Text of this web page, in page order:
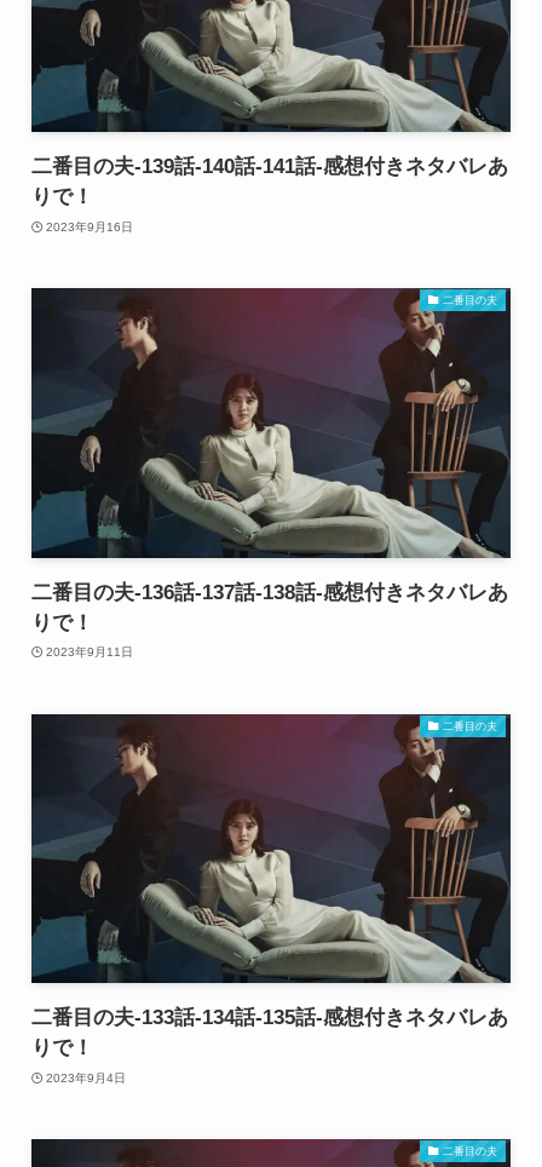
二番目の夫-139話-140話-141話-感想付きネタバレあ
りで！
2023年9月16日
二番目の夫
二番目の夫-136話-137話-138話-感想付きネタバレあ
りで！
2023年9月11日
二番目の夫
二番目の夫-133話-134話-135話-感想付きネタバレあ
りで！
2023年9月4日
二番目の夫